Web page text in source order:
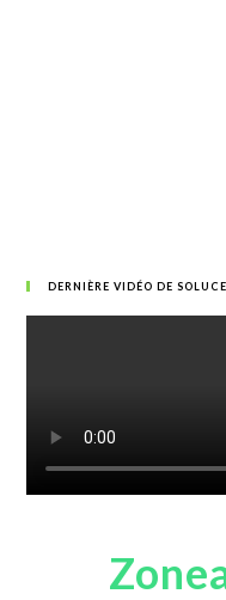
DERNIÈRE VIDÉO DE SOLUCE